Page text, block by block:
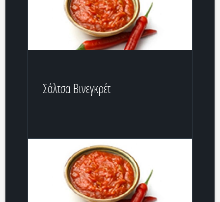
Σάλτσα Βινεγκρέτ